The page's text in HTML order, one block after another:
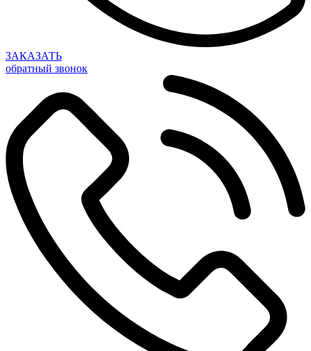
ЗАКАЗАТЬ
обратный звонок